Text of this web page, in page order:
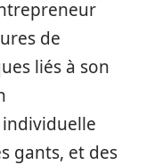
de
liés à son
gants, et des